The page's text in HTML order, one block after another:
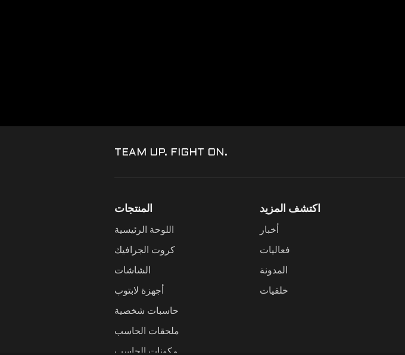
TEAM UP. FIGHT ON.
المنتجات
اللوحة الرئيسية
كروت الجرافيك
الشاشات
أجهزة لابتوب
حاسبات شخصية
ملحقات الحاسب
مكونات الحاسب
اكتشف المزيد
أخبار
فعاليات
المدونة
خلفيات